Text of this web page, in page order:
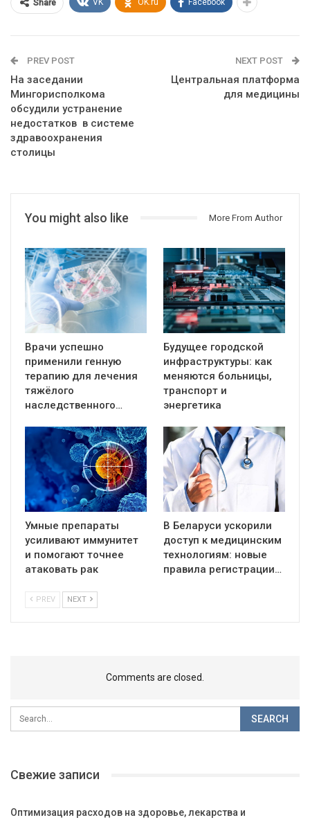
Share VK OK.ru Facebook
PREV POST
На заседании
Мингорисполкома
обсудили устранение
недостатков в системе
здравоохранения
столицы
NEXT POST
Центральная платформа
для медицины
You might also like More From Author
Врачи успешно
применили генную
терапию для лечения
тяжёлого
наследственного…
Будущее городской
инфраструктуры: как
меняются больницы,
транспорт и
энергетика
Умные препараты
усиливают иммунитет
и помогают точнее
атаковать рак
В Беларуси ускорили
доступ к медицинским
технологиям: новые
правила регистрации…
PREV NEXT
Comments are closed.
Свежие записи
Оптимизация расходов на здоровье, лекарства и